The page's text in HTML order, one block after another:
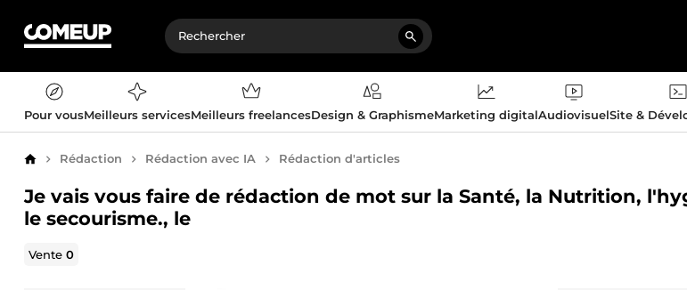
Pour vousMeilleurs servicesMeilleurs freelancesDesign & GraphismeMarketing digitalAudiovisuelSite &
AccueilRédaction Rédaction avec IA Rédaction d'articles
Je vais vous faire de rédaction de mot sur la Santé, la Nutrition,
le secourisme., le
Vente0